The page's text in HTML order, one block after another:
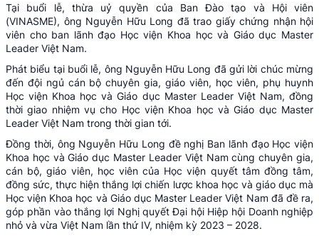
Tại buổi lễ, thừa uỷ quyền của Ban Đào tạo và Hội viên
(VINASME), ông Nguyễn Hữu Long đã trao giấy chứng nhận hội
viên cho ban lãnh đạo Học viện Khoa học và Giáo dục Master
Leader Việt Nam.
Phát biểu tại buổi lễ, ông Nguyễn Hữu Long đã gửi lời chúc mừng
đến đội ngủ cán bộ chuyên gia, giáo viên, học viên, phụ huynh
Học viện Khoa học và Giáo dục Master Leader Việt Nam, đồng
thời giao nhiệm vụ cho Học viện Khoa học và Giáo dục Master
Leader Việt Nam trong thời gian tới.
Đồng thời, ông Nguyễn Hữu Long đề nghị Ban lãnh đạo Học viện
Khoa học và Giáo dục Master Leader Việt Nam cùng chuyên gia,
cán bộ, giáo viên, học viên của Học viện quyết tâm đồng tâm,
đồng sức, thực hiện thắng lợi chiến lược khoa học và giáo dục mà
Học viện Khoa học và Giáo dục Master Leader Việt Nam đã đề ra,
góp phần vào thắng lợi Nghị quyết Đại hội Hiệp hội Doanh nghiệp
nhỏ và vừa Việt Nam lần thứ IV, nhiệm kỳ 2023 – 2028.